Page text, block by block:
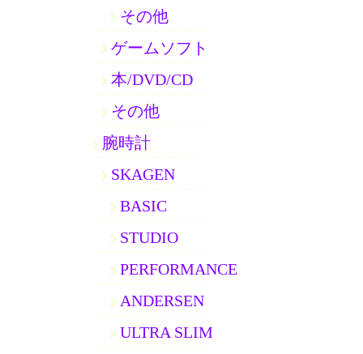
その他
ゲームソフト
本/DVD/CD
その他
腕時計
SKAGEN
BASIC
STUDIO
PERFORMANCE
ANDERSEN
ULTRA SLIM